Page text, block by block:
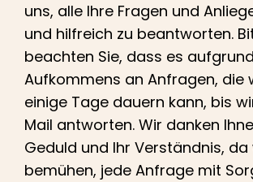
Lernen Sie
Presse
Über
uns, alle Ihre Fragen und
und hilfreich zu beantworten.
beachten Sie, dass es
Aufkommens an Anfragen, die
einige Tage dauern kann, bis
Mail antworten. Wir danken
Geduld und Ihr Verständnis, da
bemühen, jede Anfrage mit